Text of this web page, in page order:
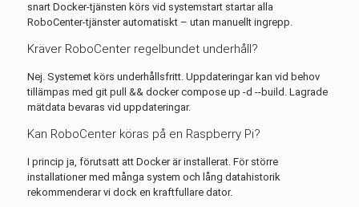
snart Docker-tjänsten körs vid systemstart startar alla
RoboCenter-tjänster automatiskt – utan manuellt ingrepp.
Kräver RoboCenter regelbundet underhåll?
Nej. Systemet körs underhållsfritt. Uppdateringar kan vid behov
tillämpas med git pull && docker compose up -d --build. Lagrade
mätdata bevaras vid uppdateringar.
Kan RoboCenter köras på en Raspberry Pi?
I princip ja, förutsatt att Docker är installerat. För större
installationer med många system och lång datahistorik
rekommenderar vi dock en kraftfullare dator.